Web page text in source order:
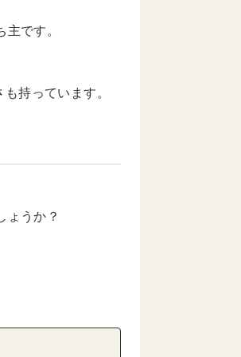
です。
持っています。
ょうか？